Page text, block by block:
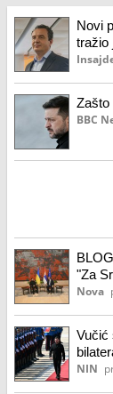
Novi
tražio
Zašto
BBC
"Za
Nova
Vučić
NIN